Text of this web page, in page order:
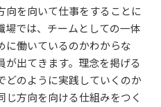
向を向いて仕事をすることに
場では、チームとしての一体
に働いているのかわからな
が出てきます。理念を掲げる
どのように実践していくのか
方向を向ける仕組みをつく